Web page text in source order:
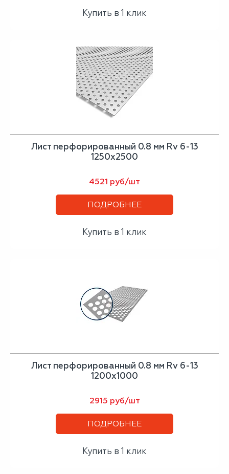
Купить в 1 клик
Лист перфорированный 0.8 мм Rv 6-13
1250х2500
4521 руб/шт
ПОДРОБНЕЕ
Купить в 1 клик
Лист перфорированный 0.8 мм Rv 6-13
1200х1000
2915 руб/шт
ПОДРОБНЕЕ
Купить в 1 клик